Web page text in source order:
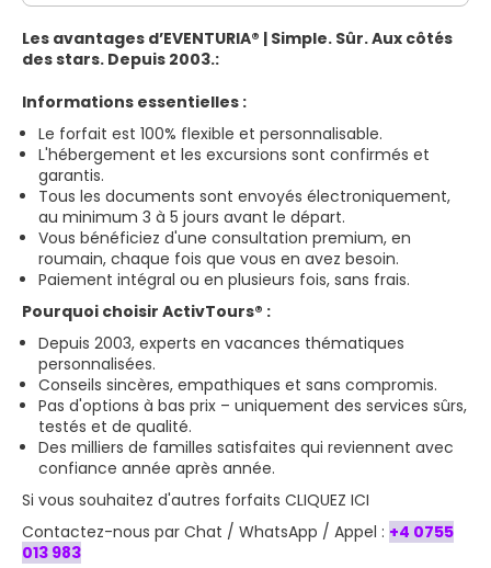
Les avantages d’EVENTURIA® | Simple. Sûr. Aux côtés
des stars. Depuis 2003.:
Informations essentielles :
Le forfait est 100% flexible et personnalisable.
L'hébergement et les excursions sont confirmés et
garantis.
Tous les documents sont envoyés électroniquement,
au minimum 3 à 5 jours avant le départ.
Vous bénéficiez d'une consultation premium, en
roumain, chaque fois que vous en avez besoin.
Paiement intégral ou en plusieurs fois, sans frais.
Pourquoi choisir ActivTours® :
Depuis 2003, experts en vacances thématiques
personnalisées.
Conseils sincères, empathiques et sans compromis.
Pas d'options à bas prix – uniquement des services sûrs,
testés et de qualité.
Des milliers de familles satisfaites qui reviennent avec
confiance année après année.
Si vous souhaitez d'autres forfaits CLIQUEZ ICI
Contactez-nous par Chat / WhatsApp / Appel : +4 0755
013 983